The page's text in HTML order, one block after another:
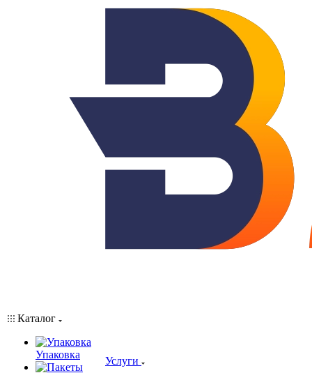
Каталог
Упаковка
Услуги